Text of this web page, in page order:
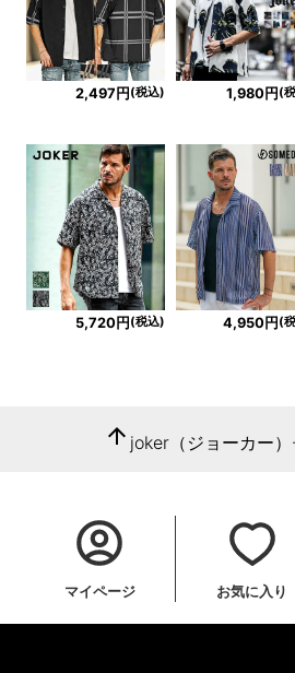
2,497円 (税込) 1,980円 (
5,720円 (税込) 4,950円 (
arrow_upward joker（ジョーカー
マイページ お気に入り